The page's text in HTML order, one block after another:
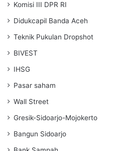
Komisi III DPR RI
Didukcapil Banda Aceh
Teknik Pukulan Dropshot
BIVEST
IHSG
Pasar saham
Wall Street
Gresik-Sidoarjo-Mojokerto
Bangun Sidoarjo